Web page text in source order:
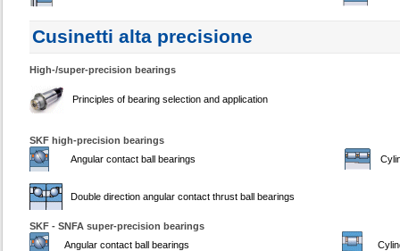
Cusinetti alta precisione
High-/super-precision bearings
Principles of bearing selection and application
SKF high-precision bearings
Angular contact ball bearings
Double direction angular contact thrust ball bearings
SKF - SNFA super-precision bearings
Angular contact ball bearings